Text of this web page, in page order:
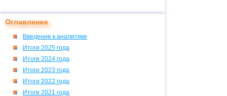
Оглавление
Введение к аналитике
Итоги 2025 года
Итоги 2024 года
Итоги 2023 года
Итоги 2022 года
Итоги 2021 года